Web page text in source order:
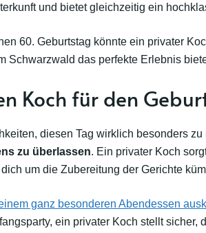
und bietet gleichzeitig ein
60. Geburtstag könnte ein privater
Schwarzwald das perfekte Erlebnis
Koch für den
diesen Tag wirklich besonders zu
zu überlassen. Ein privater Koch
um die Zubereitung der Gerichte
ganz besonderen Abendessen
ein privater Koch stellt sicher,